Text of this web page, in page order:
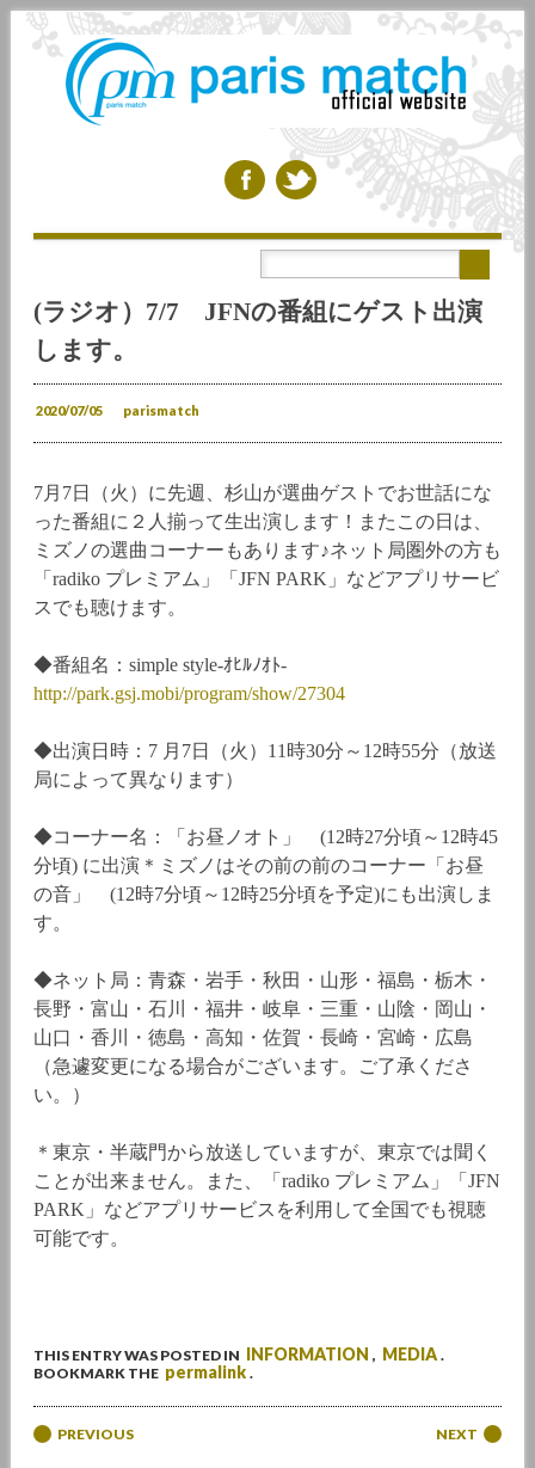
(ラジオ）7/7 JFNの番組にゲスト出演
します。
2020/07/05 parismatch
7月7日（火）に先週、杉山が選曲ゲストでお世話にな
った番組に２人揃って生出演します！またこの日は、
ミズノの選曲コーナーもあります♪ネット局圏外の方も
「radiko プレミアム」「JFN PARK」などアプリサービ
スでも聴けます。
◆番組名：simple style-ｵﾋﾙﾉｵﾄ-
http://park.gsj.mobi/program/show/27304
◆出演日時：7 月7日（火）11時30分～12時55分（放送
局によって異なります）
◆コーナー名：「お昼ノオト」 (12時27分頃～12時45
分頃) に出演＊ミズノはその前の前のコーナー「お昼
の音」 (12時7分頃～12時25分頃を予定)にも出演しま
す。
◆ネット局：青森・岩手・秋田・山形・福島・栃木・
長野・富山・石川・福井・岐阜・三重・山陰・岡山・
山口・香川・徳島・高知・佐賀・長崎・宮崎・広島
（急遽変更になる場合がございます。ご了承くださ
い。）
＊東京・半蔵門から放送していますが、東京では聞く
ことが出来ません。また、「radiko プレミアム」「JFN
PARK」などアプリサービスを利用して全国でも視聴
可能です。
THIS ENTRY WAS POSTED IN INFORMATION , MEDIA .
BOOKMARK THE permalink .
Post navigation
PREVIOUS NEXT